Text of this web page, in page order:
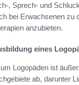
, Sprech- und
bei Erwachsenen zu
anzubieten.
eines
Logopäden ist
ab, darunter